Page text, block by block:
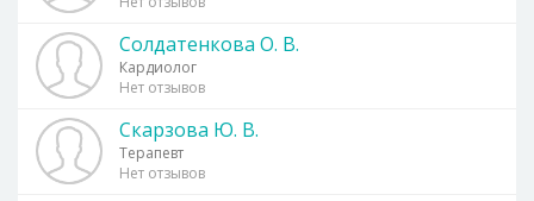
Солдатенкова О. В.
Кардиолог
Нет отзывов
Скарзова Ю. В.
Терапевт
Нет отзывов